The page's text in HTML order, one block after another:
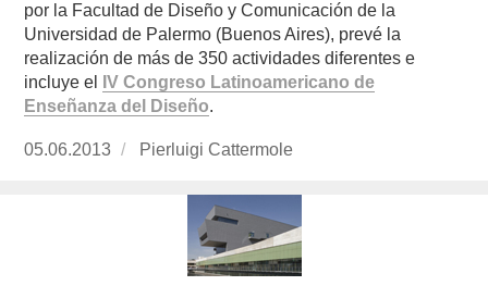
por la Facultad de Diseño y Comunicación de la
Universidad de Palermo (Buenos Aires), prevé la
realización de más de 350 actividades diferentes e
incluye el
IV Congreso Latinoamericano de
Enseñanza del Diseño.
Publicado
05.06.2013
https://www.experimenta.es/author/pierluigi-
Pierluigi Cattermole